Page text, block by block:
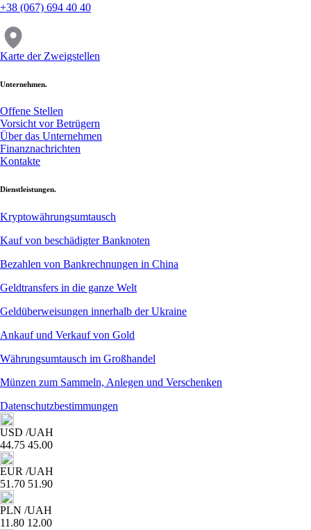
+38 (067) 694 40 40
Karte der Zweigstellen
Unternehmen.
Offene Stellen
Vorsicht vor Betrügern
Über das Unternehmen
Finanznachrichten
Kontakte
Dienstleistungen.
Kryptowährungsumtausch
Kauf von beschädigter Banknoten
Bezahlen von Bankrechnungen in China
Geldtransfers in die ganze Welt
Geldüberweisungen innerhalb der Ukraine
Ankauf und Verkauf von Gold
Währungsumtausch im Großhandel
Münzen zum Sammeln, Anlegen und Verschenken
Datenschutzbestimmungen
USD /UAH
44.75 45.00
EUR /UAH
51.70 51.90
PLN /UAH
11.80 12.00